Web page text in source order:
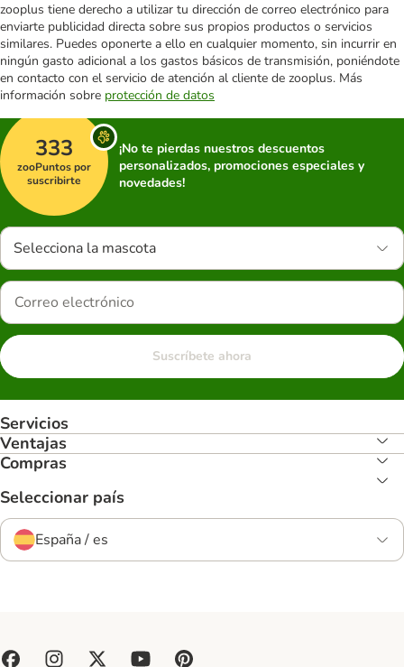
zooplus tiene derecho a utilizar tu dirección de correo electrónico para
enviarte publicidad directa sobre sus propios productos o servicios
similares. Puedes oponerte a ello en cualquier momento, sin incurrir en
ningún gasto adicional a los gastos básicos de transmisión, poniéndote
en contacto con el servicio de atención al cliente de zooplus. Más
información sobre protección de datos
333
zooPuntos por
suscribirte
¡No te pierdas nuestros descuentos
personalizados, promociones especiales y
novedades!
Selecciona la mascota
Suscríbete ahora
Servicios
Ventajas
Compras
Seleccionar país
España / es